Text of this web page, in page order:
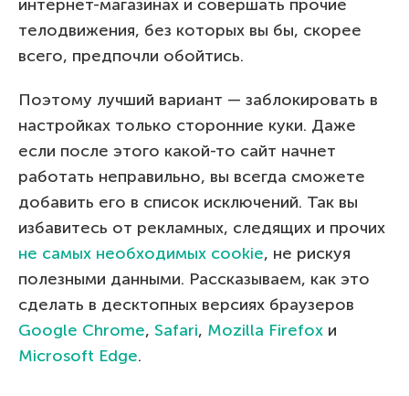
интернет-магазинах и совершать прочие
телодвижения, без которых вы бы, скорее
всего, предпочли обойтись.
Поэтому лучший вариант — заблокировать в
настройках только сторонние куки. Даже
если после этого какой-то сайт начнет
работать неправильно, вы всегда сможете
добавить его в список исключений. Так вы
избавитесь от рекламных, следящих и прочих
не самых необходимых cookie, не рискуя
полезными данными. Рассказываем, как это
сделать в десктопных версиях браузеров
Google Chrome, Safari, Mozilla Firefox и
Microsoft Edge.